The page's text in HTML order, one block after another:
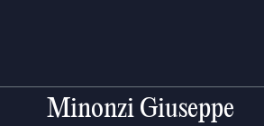
Minonzi Giuseppe